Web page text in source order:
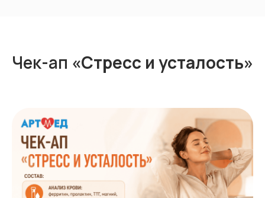
Чек-ап «Стресс и усталость»